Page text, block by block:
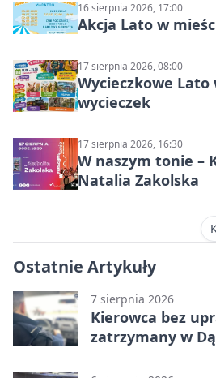
16 sierpnia 2026, 17:00
Akcja Lato w
17 sierpnia 2026, 08:00
Wycieczkowe Lato
wycieczek
17 sierpnia 2026, 16:30
W naszym tonie –
Natalia Zakolska
Ostatnie Artykuły
7 sierpnia 2026
Kierowca bez
zatrzymany w